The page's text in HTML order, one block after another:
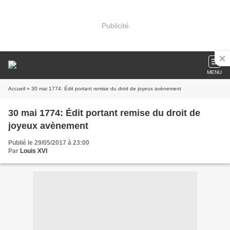
Publicité
MENU
Accueil » 30 mai 1774: Édit portant remise du droit de joyeux avènement
30 mai 1774: Édit portant remise du droit de
joyeux avènement
Publié le 29/05/2017 à 23:00
Par Louis XVI